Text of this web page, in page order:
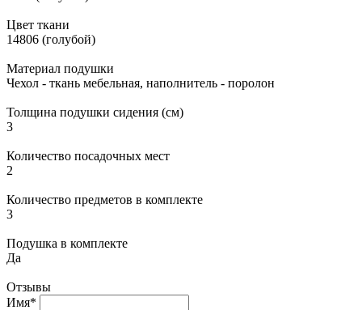
Цвет ткани
14806 (голубой)
Материал подушки
Чехол - ткань мебельная, наполнитель - поролон
Толщина подушки сидения (см)
3
Количество посадочных мест
2
Количество предметов в комплекте
3
Подушка в комплекте
Да
Отзывы
Имя*